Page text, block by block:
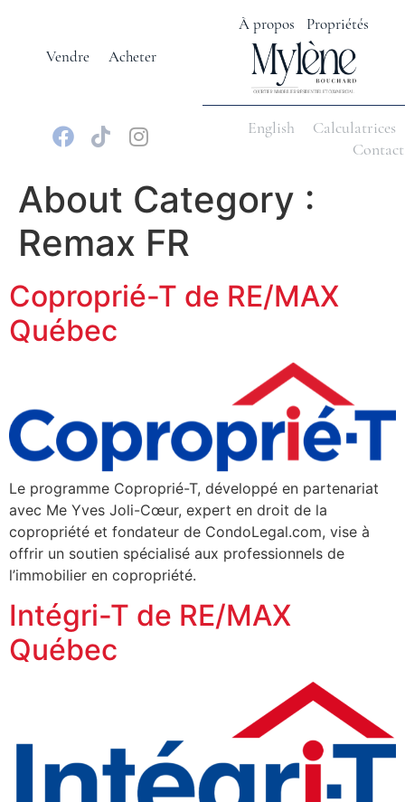
Vendre Acheter
À propos Propriétés
English
Calculatrices
Contact
About Category :
Remax FR
Coproprié-T de RE/MAX
Québec
Le programme Coproprié-T, développé en partenariat
avec Me Yves Joli-Cœur, expert en droit de la
copropriété et fondateur de CondoLegal.com, vise à
offrir un soutien spécialisé aux professionnels de
l’immobilier en copropriété.
Intégri-T de RE/MAX
Québec